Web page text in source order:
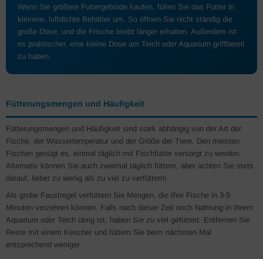
Wenn Sie größere Futtergebinde kaufen, füllen Sie das Futter in
kleinere, luftdichte Behälter um. So öffnen Sie nicht ständig die
große Dose, und die Frische bleibt länger erhalten. Außerdem ist
es praktischer, eine kleine Dose am Teich oder Aquarium griffbereit
zu haben.
Fütterungsmengen und Häufigkeit
Fütterungsmengen und Häufigkeit sind stark abhängig von der Art der
Fische, der Wassertemperatur und der Größe der Tiere. Den meisten
Fischen genügt es, einmal täglich mit Fischfutter versorgt zu werden.
Alternativ können Sie auch zweimal täglich füttern, aber achten Sie stets
darauf, lieber zu wenig als zu viel zu verfüttern!
Als grobe Faustregel verfüttern Sie Mengen, die Ihre Fische in 3-5
Minuten verzehren können. Falls nach dieser Zeit noch Nahrung in Ihrem
Aquarium oder Teich übrig ist, haben Sie zu viel gefüttert. Entfernen Sie
Reste mit einem Kescher und füttern Sie beim nächsten Mal
entsprechend weniger.